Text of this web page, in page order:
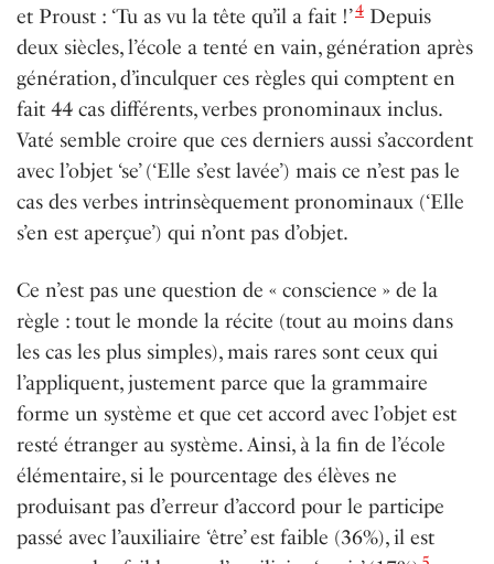
et Proust : ‘Tu as vu la tête qu’il a fait !’4 Depuis
deux siècles, l’école a tenté en vain, génération après
génération, d’inculquer ces règles qui comptent en
fait 44 cas différents, verbes pronominaux inclus.
Vaté semble croire que ces derniers aussi s’accordent
avec l’objet ‘se’ (‘Elle s’est lavée’) mais ce n’est pas le
cas des verbes intrinsèquement pronominaux (‘Elle
s’en est aperçue’) qui n’ont pas d’objet.
Ce n’est pas une question de « conscience » de la
règle : tout le monde la récite (tout au moins dans
les cas les plus simples), mais rares sont ceux qui
l’appliquent, justement parce que la grammaire
forme un système et que cet accord avec l’objet est
resté étranger au système. Ainsi, à la ﬁn de l’école
élémentaire, si le pourcentage des élèves ne
produisant pas d’erreur d’accord pour le participe
passé avec l’auxiliaire ‘être’ est faible (36%), il est